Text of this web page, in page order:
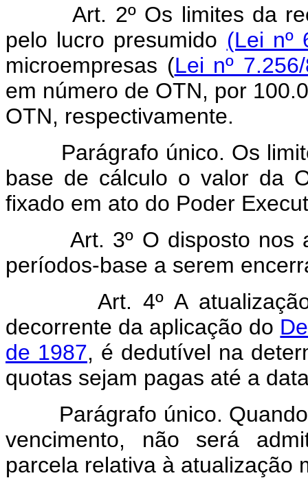
Art. 2º Os limites da
pelo lucro presumido (Lei nº
microempresas (Lei nº
em número de OTN, por
OTN, respectivamente.
Parágrafo único. Os
base de cálculo o valor da
fixado em ato do Poder
Art. 3º O disposto nos
períodos-base a serem
Art. 4º A
decorrente da aplicação do
de 1987, é dedutível na
quotas sejam pagas até a
Parágrafo único. Quando
vencimento, não será
parcela relativa à atualização